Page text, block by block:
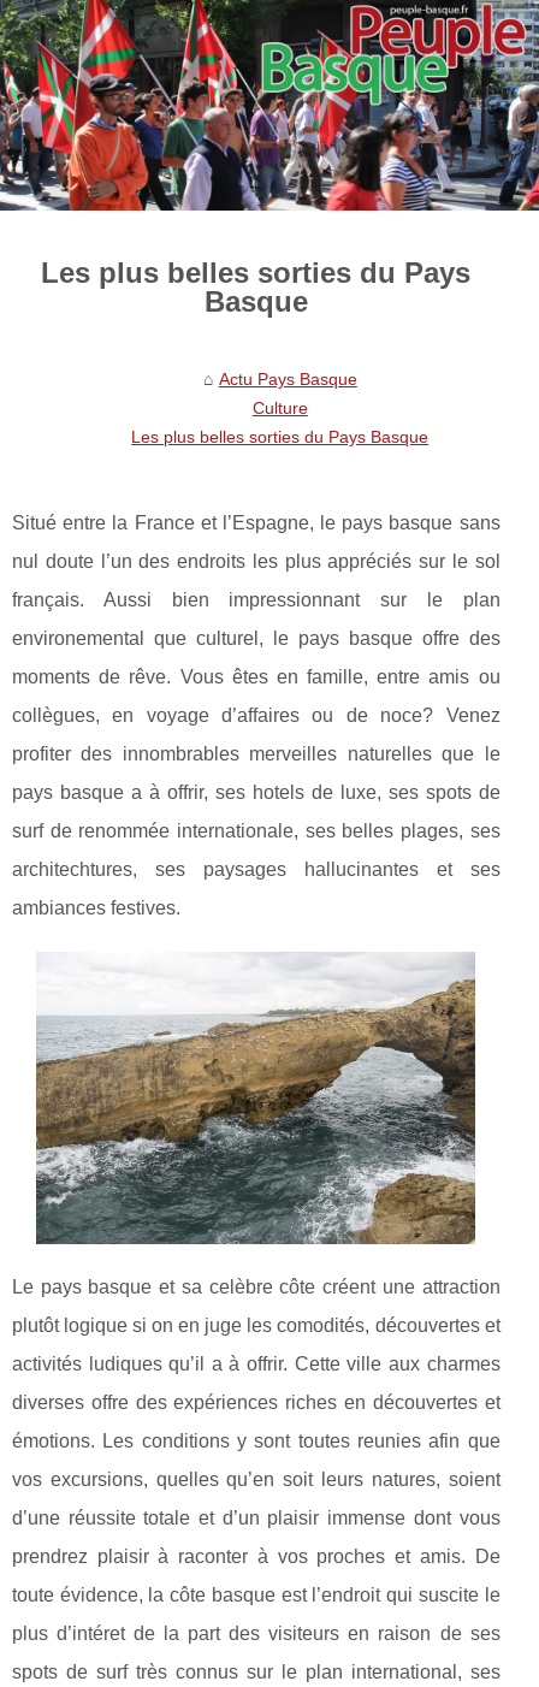
Les plus belles sorties du Pays
Basque
Actu Pays Basque
Culture
Les plus belles sorties du Pays Basque
Situé entre la France et l’Espagne, le pays basque sans
nul doute l’un des endroits les plus appréciés sur le sol
français. Aussi bien impressionnant sur le plan
environemental que culturel, le pays basque offre des
moments de rêve. Vous êtes en famille, entre amis ou
collègues, en voyage d’affaires ou de noce? Venez
profiter des innombrables merveilles naturelles que le
pays basque a à offrir, ses hotels de luxe, ses spots de
surf de renommée internationale, ses belles plages, ses
architechtures, ses paysages hallucinantes et ses
ambiances festives.
Le pays basque et sa celèbre côte créent une attraction
plutôt logique si on en juge les comodités, découvertes et
activités ludiques qu’il a à offrir. Cette ville aux charmes
diverses offre des expériences riches en découvertes et
émotions. Les conditions y sont toutes reunies afin que
vos excursions, quelles qu’en soit leurs natures, soient
d’une réussite totale et d’un plaisir immense dont vous
prendrez plaisir à raconter à vos proches et amis. De
toute évidence, la côte basque est l’endroit qui suscite le
plus d’intéret de la part des visiteurs en raison de ses
spots de surf très connus sur le plan international, ses